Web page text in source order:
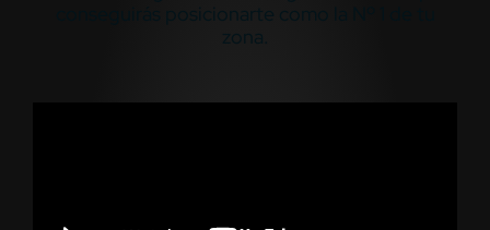
conseguirás posicionarte como la Nº 1 de tu
zona.